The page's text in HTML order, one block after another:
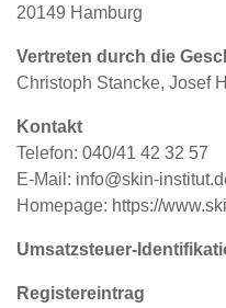
20149 Hamburg
Vertreten durch die
Christoph Stancke, Josef
Kontakt
Telefon: 040/41 42 32 57
E-Mail: info@skin-
Homepage: https://
Umsatzsteuer-
Registereintrag